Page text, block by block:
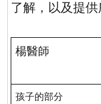
了解，以及提供
楊醫師
孩子的部分